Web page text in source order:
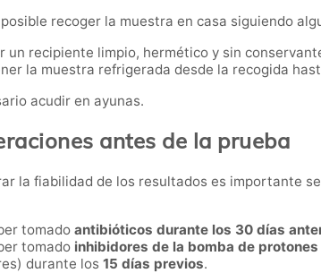
recoger la muestra en casa siguiendo
un recipiente limpio, hermético y sin
la muestra refrigerada desde la recogida
acudir en ayunas.
antes de la prueba
la fiabilidad de los resultados es importante
tomado antibióticos durante los 30 días
tomado inhibidores de la bomba de protones
durante los 15 días previos.